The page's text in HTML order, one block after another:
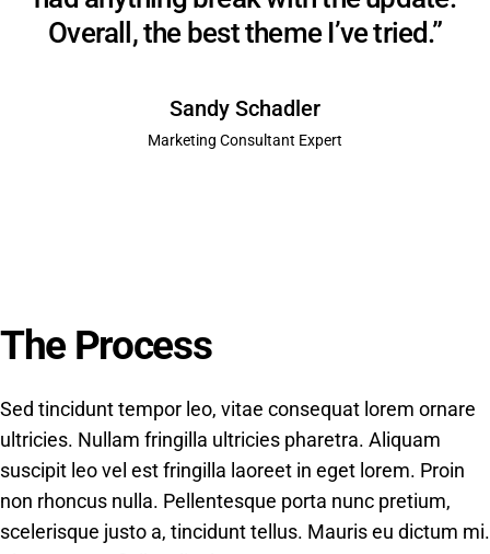
Overall, the best theme I’ve tried.”
Sandy Schadler
Marketing Consultant Expert
The Process
Sed tincidunt tempor leo, vitae consequat lorem ornare
ultricies. Nullam fringilla ultricies pharetra. Aliquam
suscipit leo vel est fringilla laoreet in eget lorem. Proin
non rhoncus nulla. Pellentesque porta nunc pretium,
scelerisque justo a, tincidunt tellus. Mauris eu dictum mi.